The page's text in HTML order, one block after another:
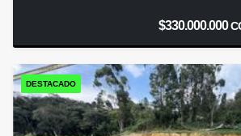
$330.000.000
DESTACADO